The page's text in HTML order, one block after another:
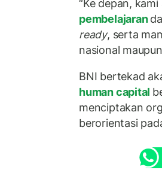
“Ke depan,
pembelajaran
ready, serta
nasional
BNI bertekad
human capital
menciptakan
berorientasi